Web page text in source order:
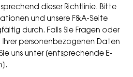
dieser Richtlinie. Bitte
und unsere F&A-Seite
durch. Falls Sie Fragen oder
Ihrer personenbezogenen Daten
uns unter [entsprechende E-